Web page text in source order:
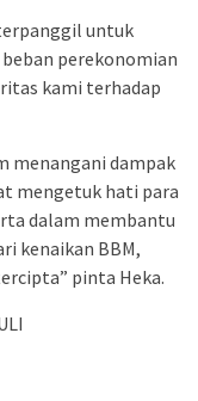
untuk
perekonomian
kami terhadap
menangani dampak
mengetuk hati para
dalam membantu
kenaikan BBM,
pinta Heka.